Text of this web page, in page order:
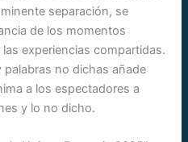
separación, se
de los momentos
experiencias compartidas.
no dichas añade
a los espectadores a
y lo no dicho.